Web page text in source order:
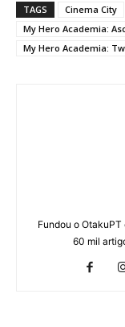
TAGS
Cinema City
My Hero Academia:
My Hero Academia:
Fundou o
60 mil